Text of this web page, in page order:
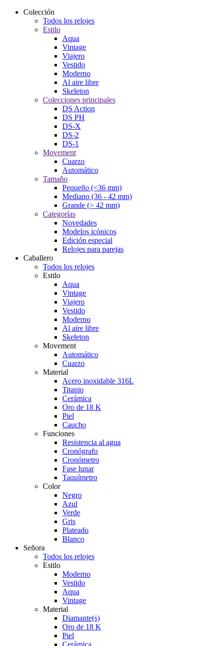
Colección
Todos los relojes
Estilo
Aqua
Vintage
Viajero
Vestido
Moderno
Al aire libre
Skeleton
Colecciones principales
DS Action
DS PH
DS-X
DS-2
DS-1
Movement
Cuarzo
Automático
Tamaño
Pequeño (<36 mm)
Mediano (36 - 42 mm)
Grande (> 42 mm)
Categorías
Novedades
Modelos icónicos
Edición especial
Relojes para parejas
Caballero
Todos los relojes
Estilo
Aqua
Vintage
Viajero
Vestido
Moderno
Al aire libre
Skeleton
Movement
Automático
Cuarzo
Material
Acero inoxidable 316L
Titanio
Cerámica
Oro de 18 K
Piel
Caucho
Funciones
Resistencia al agua
Cronógrafo
Cronómetro
Fase lunar
Taquímetro
Color
Negro
Azul
Verde
Gris
Plateado
Blanco
Señora
Todos los relojes
Estilo
Moderno
Vestido
Aqua
Vintage
Material
Diamante(s)
Oro de 18 K
Piel
Cerámica